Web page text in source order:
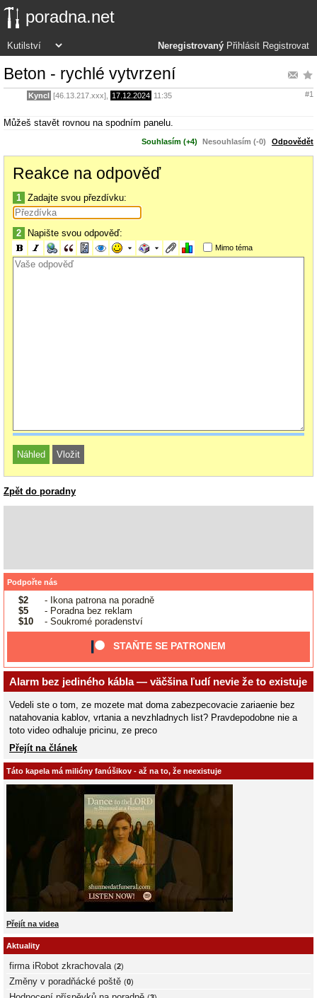
poradna.net
Neregistrovaný Přihlásit Registrovat
Beton - rychlé vytvrzení
Kyncl [46.13.217.xxx], 17.12.2024 11:35 #1
Můžeš stavět rovnou na spodním panelu.
Souhlasím (+4) Nesouhlasím (-0) Odpovědět
Reakce na odpověď
1 Zadajte svou přezdívku:
2 Napište svou odpověď:
Mimo téma
Zpět do poradny
Podpořte nás
$2
- Ikona patrona na poradně
$5
- Poradna bez reklam
$10
- Soukromé poradenství
STAŇTE SE PATRONEM
Alarm bez jediného kábla — väčšina ľudí nevie že to existuje
Vedeli ste o tom, ze mozete mat doma zabezpecovacie zariaenie bez
natahovania kablov, vrtania a nevzhladnych list? Pravdepodobne nie a
toto video odhaluje pricinu, ze preco
Přejít na článek
Táto kapela má milióny fanúšikov - až na to, že neexistuje
Přejít na videa
Aktuality
firma iRobot zkrachovala (2)
Změny v poradňácké poště (0)